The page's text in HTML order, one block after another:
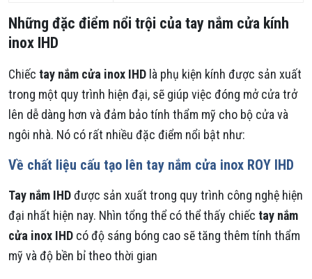
Những đặc điểm nổi trội của tay nắm cửa kính
inox IHD
Chiếc tay nắm cửa inox IHD là phụ kiện kính được sản xuất
trong một quy trình hiện đại, sẽ giúp việc đóng mở cửa trở
lên dễ dàng hơn và đảm bảo tính thẩm mỹ cho bộ cửa và
ngôi nhà. Nó có rất nhiều đặc điểm nổi bật như:
Về chất liệu cấu tạo lên tay nắm cửa inox ROY IHD
Tay nắm IHDđược sản xuất trong quy trình công nghệ hiện
đại nhất hiện nay. Nhìn tổng thể có thể thấy chiếc tay nắm
cửa inox IHD có độ sáng bóng cao sẽ tăng thêm tính thẩm
mỹ và độ bền bỉ theo thời gian